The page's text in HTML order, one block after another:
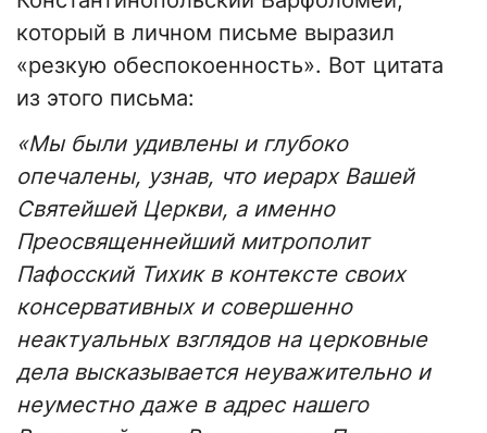
который в личном письме выразил
«резкую обеспокоенность». Вот цитата
из этого письма:
«Мы были удивлены и глубоко
опечалены, узнав, что иерарх Вашей
Святейшей Церкви, а именно
Преосвященнейший митрополит
Пафосский Тихик в контексте своих
консервативных и совершенно
неактуальных взглядов на церковные
дела высказывается неуважительно и
неуместно даже в адрес нашего